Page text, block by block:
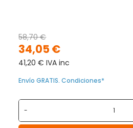
34,05 €
58,70 €
41,20 € IVA inc
Envío GRATIS. Condiciones*
-